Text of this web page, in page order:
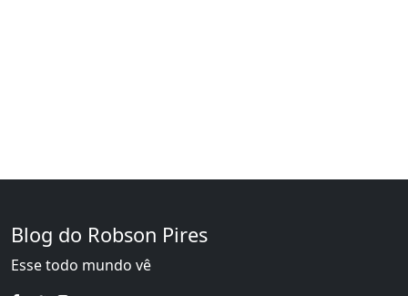
Blog do Robson Pires
Esse todo mundo vê